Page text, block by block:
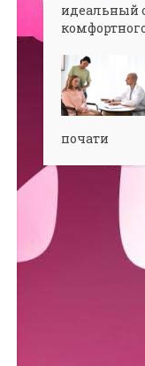
идеальный
почати